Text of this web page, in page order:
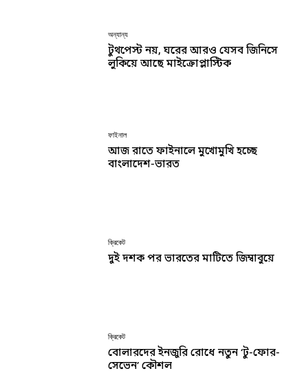
অন্যান্য
টুথপেস্ট নয়, ঘরের আরও যেসব জিনিসে
লুকিয়ে আছে মাইক্রোপ্লাস্টিক
ফাইনাল
আজ রাতে ফাইনালে মুখোমুখি হচ্ছে
বাংলাদেশ-ভারত
ক্রিকেট
দুই দশক পর ভারতের মাটিতে জিম্বাবুয়ে
ক্রিকেট
বোলারদের ইনজুরি রোধে নতুন ‘টু-ফোর-
সেভেন’ কৌশল